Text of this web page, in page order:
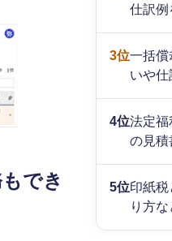
でき
仕訳例
3位一括償
いや仕
4位法定福
の見積
5位印紙
り方